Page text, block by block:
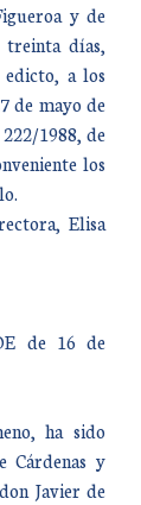
y de
días,
a los
de mayo de
1988, de
los
Elisa
de 16 de
ha sido
Cárdenas y
Javier de